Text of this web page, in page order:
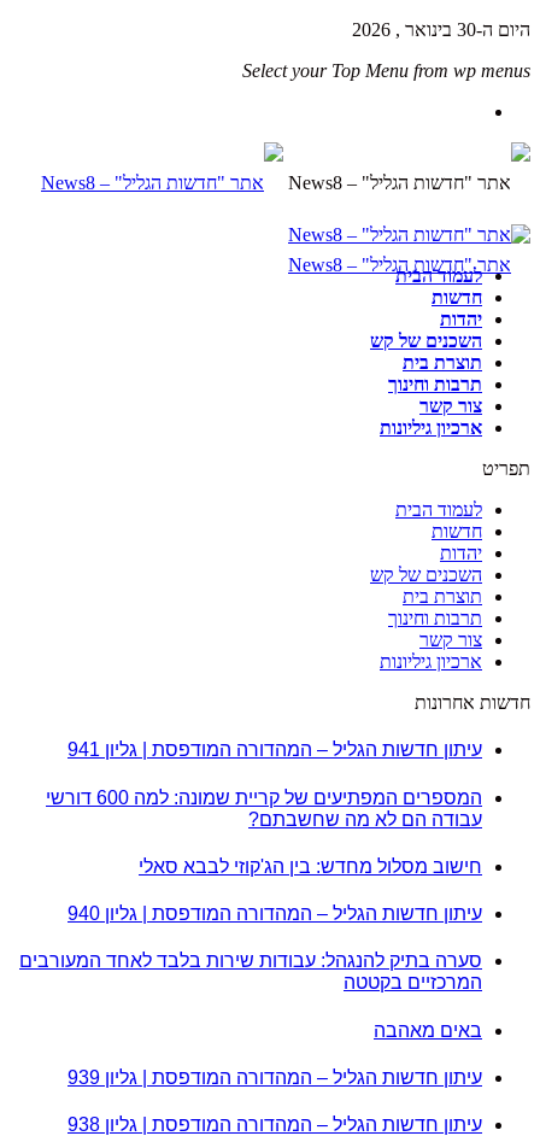
היום ה-30 בינואר , 2026
Select your Top Menu from wp menus
לעמוד הבית
חדשות
יהדות
השכנים של קש
תוצרת בית
תרבות וחינוך
צור קשר
ארכיון גיליונות
תפריט
לעמוד הבית
חדשות
יהדות
השכנים של קש
תוצרת בית
תרבות וחינוך
צור קשר
ארכיון גיליונות
חדשות אחרונות
עיתון חדשות הגליל – המהדורה המודפסת | גליון 941
המספרים המפתיעים של קריית שמונה: למה 600 דורשי
עבודה הם לא מה שחשבתם?
חישוב מסלול מחדש: בין הג'קוזי לבבא סאלי
עיתון חדשות הגליל – המהדורה המודפסת | גליון 940
סערה בתיק להנגהל: עבודות שירות בלבד לאחד המעורבים
המרכזיים בקטטה
באים מאהבה
עיתון חדשות הגליל – המהדורה המודפסת | גליון 939
עיתון חדשות הגליל – המהדורה המודפסת | גליון 938